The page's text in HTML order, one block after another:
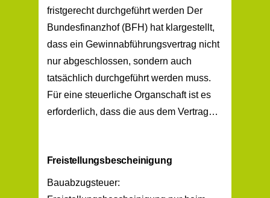
fristgerecht durchgeführt werden Der
Bundesfinanzhof (BFH) hat klargestellt,
dass ein Gewinnabführungsvertrag nicht
nur abgeschlossen, sondern auch
tatsächlich durchgeführt werden muss.
Für eine steuerliche Organschaft ist es
erforderlich, dass die aus dem Vertrag…
Freistellungsbescheinigung
Bauabzugsteuer: